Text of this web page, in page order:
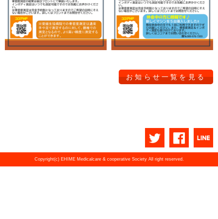
お知らせ一覧を見る
Copyright(c) EHIME Medicalcare & cooperative Society All right reserved.